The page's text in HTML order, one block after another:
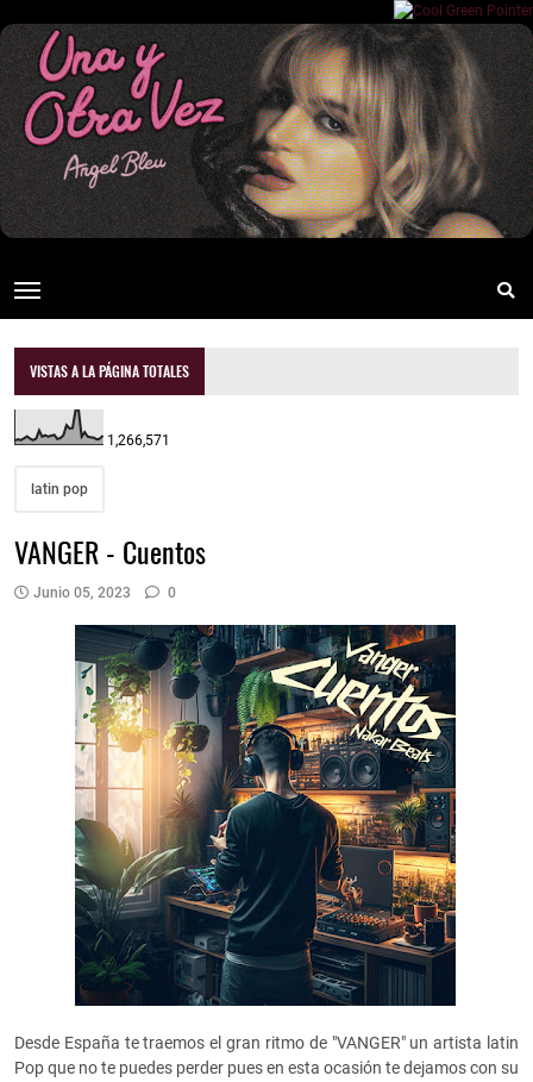
VISTAS A LA PÁGINA TOTALES
1,266,571
latin pop
VANGER - Cuentos
Junio 05, 2023 0
Desde España te traemos el gran ritmo de "VANGER" un artista latin
Pop que no te puedes perder pues en esta ocasión te dejamos con su